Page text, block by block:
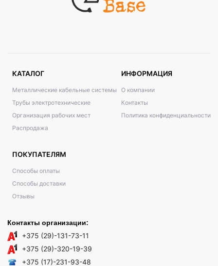
КАТАЛОГ
Металлические кабельные системы
Трубы электротехнические
Организация рабочих мест
Распродажа
ИНФОРМАЦИЯ
О компании
Контакты
Политика конфиденциальности
ПОКУПАТЕЛЯМ
Способы оплаты
Способы доставки
Отзывы
Контакты организации:
+375 (29)-131-73-11
+375 (29)-320-19-39
+375 (17)-231-93-48